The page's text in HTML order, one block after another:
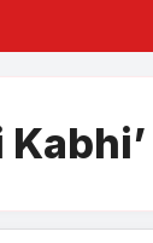
Kabhi’